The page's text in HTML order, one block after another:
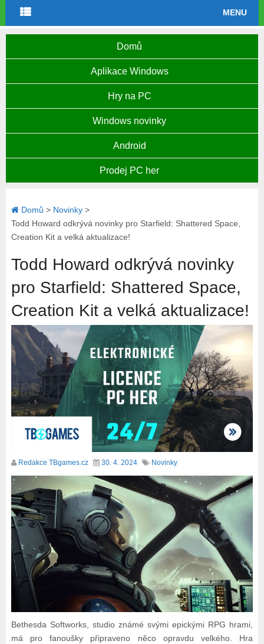
MENU
Domů
Aplikace Windows
Hry na PC
Windows novinky
Android
Prodej PC her
Domů > Novinky>
Todd Howard odkrývá novinky pro Starfield: Shattered Space,
Creation Kit a velká aktualizace!
Todd Howard odkrývá novinky
pro Starfield: Shattered Space,
Creation Kit a velká aktualizace!
Redakce TBgames.cz 30. 4. 2024 Novinky
Bethesda Softworks, studio známé svými epickými RPG hrami,
má pro fanoušky připraveno něco opravdu velkého. Hra